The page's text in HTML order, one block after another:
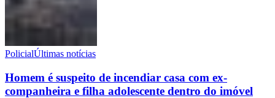
PolicialÚltimas notícias
Homem é suspeito de incendiar casa com ex-
companheira e filha adolescente dentro do imóvel